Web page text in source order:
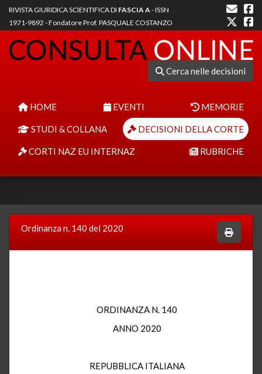
RIVISTA GIURIDICA SCIENTIFICA DI FASCIA A- ISSN
1971-9892 - Fondatore Prof. PASQUALE COSTANZO
Cerca nelle decisioni
HOME EVENTI MEMORIE
STUDI & COLLANA DECISIONI DELLA CORTE
CORTI NAZ EU INTERNAZ RUBRICHE
Ordinanza n. 140 del 2020
ORDINANZA N. 140
ANNO 2020
REPUBBLICA ITALIANA